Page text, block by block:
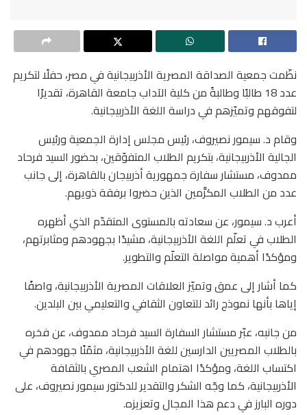
نظّمت جمعية الصداقة المصرية الأذربيجانية في مصر، حفلًا لتكريم
عدد 18 طالبًا وطالبةً من كلية الآداب جامعة القاهرة، تقديرًا
لتفوقهم وتميّزهم في دراسة اللغة الأذربيجانية.
وقام د. سيمور نصيروف، رئيس مجلس إدارة الجمعية ورئيس
الجالية الأذربيجانية، بتكريم الطلاب المتفوّقين، بحضور السيد فرحاد
ممدوف، مستشار سفارة جمهورية أذربيجان بالقاهرة، إلى جانب
عدد من الطلاب المكرَّمين الذين حضروا برفقة ذويهم.
أعرب د. سيمور، عن سعادته بالمستوى المتقدّم الذي أظهره
الطلاب في تعلّم اللغة الأذربيجانية، مشيدًا بجهودهم ومثابرتهم،
ومؤكدًا أهمية مواصلة التعلّم والتطوير.
كما أشار إلى عمق وتميّز العلاقات المصرية الأذربيجانية، واصفًا
إياها بأنها نموذج رائد للتعاون الثقافي والتعليمي بين البلدين.
من جانبه، عبّر مستشار السفارة السيد فرحاد ممدوف، عن فخره
بالطلاب المصريين الدارسين للغة الأذربيجانية، مثمّنًا جهودهم في
اكتساب اللغة، ومؤكدًا اهتمام الشعب المصري بالثقافة
الأذربيجانية، كما وجّه الشكر والتقدير للدكتور سيمور نصيروف، على
دوره البارز في دعم هذا المجال وتعزيزه.